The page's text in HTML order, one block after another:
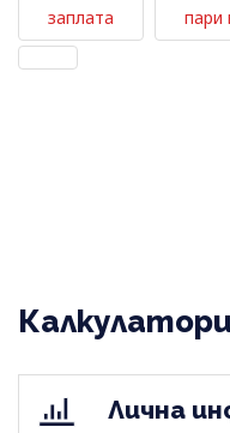
заплата пари
Калкулатори
Лична